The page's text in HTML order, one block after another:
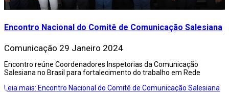
Encontro Nacional do Comitê de Comunicação Salesiana
Comunicação 29 Janeiro 2024
Encontro reúne Coordenadores Inspetorias da Comunicação
Salesiana no Brasil para fortalecimento do trabalho em Rede
Leia mais: Encontro Nacional do Comitê de Comunicação Salesiana